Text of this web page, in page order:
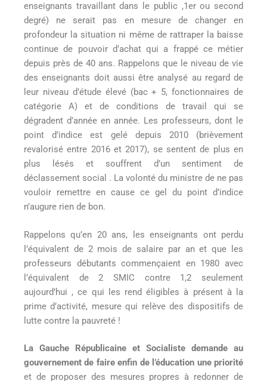
enseignants travaillant dans le public ,1er ou second
degré) ne serait pas en mesure de changer en
profondeur la situation ni même de rattraper la baisse
continue de pouvoir d’achat qui a frappé ce métier
depuis près de 40 ans. Rappelons que le niveau de vie
des enseignants doit aussi être analysé au regard de
leur niveau d’étude élevé (bac + 5, fonctionnaires de
catégorie A) et de conditions de travail qui se
dégradent d’année en année. Les professeurs, dont le
point d’indice est gelé depuis 2010 (brièvement
revalorisé entre 2016 et 2017), se sentent de plus en
plus lésés et souffrent d’un sentiment de
déclassement social . La volonté du ministre de ne pas
vouloir remettre en cause ce gel du point d’indice
n’augure rien de bon.
Rappelons qu’en 20 ans, les enseignants ont perdu
l’équivalent de 2 mois de salaire par an et que les
professeurs débutants commençaient en 1980 avec
l’équivalent de 2 SMIC contre 1,2 seulement
aujourd’hui , ce qui les rend éligibles à présent à la
prime d’activité, mesure qui relève des dispositifs de
lutte contre la pauvreté !
La Gauche Républicaine et Socialiste demande au
gouvernement de faire enfin de l’éducation une priorité
et de proposer des mesures propres à redonner de